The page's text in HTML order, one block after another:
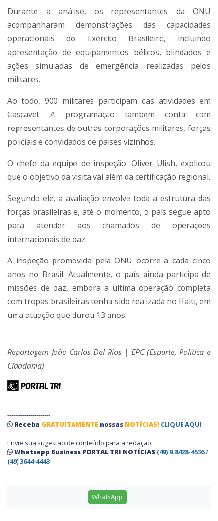
Durante a análise, os representantes da ONU
acompanharam demonstrações das capacidades
operacionais do Exército Brasileiro, incluindo
apresentação de equipamentos bélicos, blindados e
ações simuladas de emergência realizadas pelos
militares.
Ao todo, 900 militares participam das atividades em
Cascavel. A programação também conta com
representantes de outras corporações militares, forças
policiais e convidados de países vizinhos.
O chefe da equipe de inspeção, Oliver Ulish, explicou
que o objetivo da visita vai além da certificação regional.
Segundo ele, a avaliação envolve toda a estrutura das
forças brasileiras e, até o momento, o país segue apto
para atender aos chamados de operações
internacionais de paz.
A inspeção promovida pela ONU ocorre a cada cinco
anos no Brasil. Atualmente, o país ainda participa de
missões de paz, embora a última operação completa
com tropas brasileiras tenha sido realizada no Haiti, em
uma atuação que durou 13 anos.
Reportagem João Carlos Del Rios | EPC (Esporte, Política e
Cidadania)
----------------------
Receba GRATUITAMENTE nossas NOTÍCIAS! CLIQUE AQUI
----------------------
Envie sua sugestão de conteúdo para a redação:
Whatsapp Business PORTAL TRI NOTÍCIAS (49) 9.8428-4536/
(49) 3644-4443
WhatsApp